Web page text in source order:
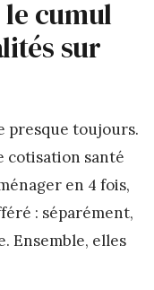
cumul
sur
presque toujours.
cotisation santé
en 4 fois,
: séparément,
Ensemble, elles